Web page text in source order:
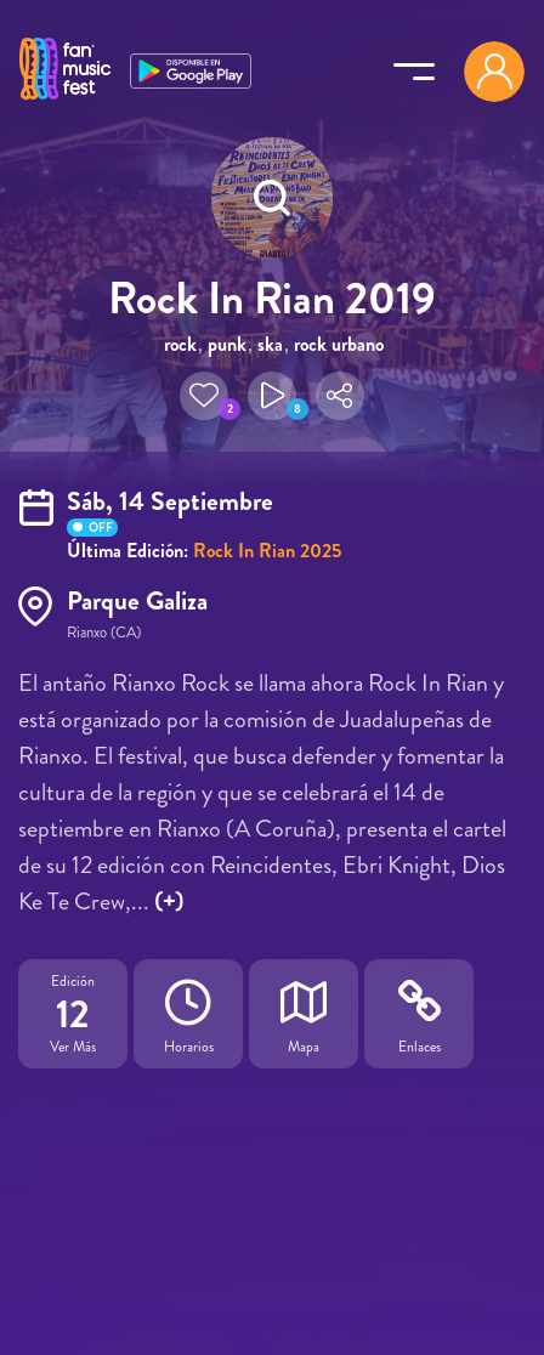
Rock In Rian 2019
rock,punk, ska, rock urbano
2 8
Sáb, 14 Septiembre
OFF
Última Edición: Rock In Rian 2025
Parque Galiza
Rianxo (CA)
El antaño Rianxo Rock se llama ahora Rock In Rian y
está organizado por la comisión de Juadalupeñas de
Rianxo. El festival, que busca defender y fomentar la
cultura de la región y que se celebrará el 14 de
septiembre en Rianxo (A Coruña), presenta el cartel
de su 12 edición con Reincidentes, Ebri Knight, Dios
Ke Te Crew,... (+)
Edición
12
Ver Más Horarios Mapa Enlaces